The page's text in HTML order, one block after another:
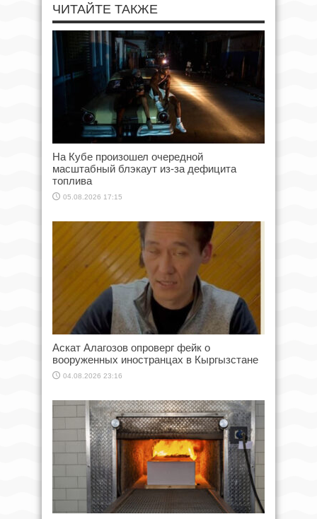
ЧИТАЙТЕ ТАКЖЕ
На Кубе произошел очередной
масштабный блэкаут из-за дефицита
топлива
05.08.2026 17:15
Аскат Алагозов опроверг фейк о
вооруженных иностранцах в Кыргызстане
04.08.2026 23:16